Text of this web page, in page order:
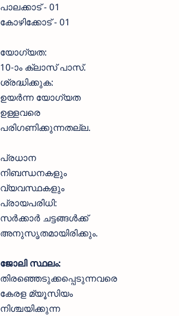
പാലക്കാട് - 01
കോഴിക്കോട് - 01
യോഗ്യത:
10-ാം ക്ലാസ് പാസ്.
ശ്രദ്ധിക്കുക:
ഉയർന്ന യോഗ്യത
ഉള്ളവരെ
പരിഗണിക്കുന്നതല്ല.
പ്രധാന
നിബന്ധനകളും
വ്യവസ്ഥകളും
പ്രായപരിധി:
സർക്കാർ ചട്ടങ്ങൾക്ക്
അനുസൃതമായിരിക്കും.
ജോലി സ്ഥലം:
തിരഞ്ഞെടുക്കപ്പെടുന്നവരെ
കേരള മ്യൂസിയം
നിശ്ചയിക്കുന്ന